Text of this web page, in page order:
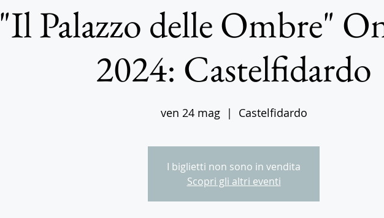
"Il Palazzo delle Ombre"
2024: Castelfidardo
ven 24 mag
  |
Castelfidardo
I biglietti non sono in vendita
Scopri gli altri eventi